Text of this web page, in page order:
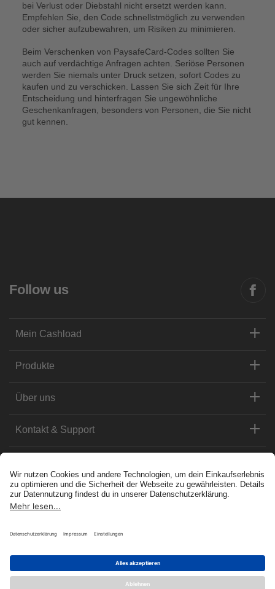
bei Verlust oder Diebstahl nicht ersetzt werden kann.
Empfehlen Sie, den Code schnellstmöglich zu verwenden
oder sicher aufzubewahren, um Risiken zu minimieren.
Beim Verschenken von PaysafeCard-Codes sollten Sie
auch auf verdächtige Anfragen achten. Seriöse Personen
werden Sie niemals unter Druck setzen, sofort Codes zu
kaufen und zu verschicken. Lassen Sie sich Zeit für Ihre
Entscheidung und hinterfragen Sie ungewöhnliche
Geschenkanfragen, besonders von Personen, die Sie nicht
gut kennen.
Follow us
Mein Cashload
Produkte
Über uns
Kontakt & Support